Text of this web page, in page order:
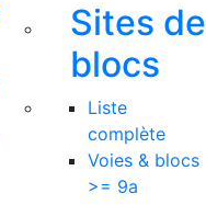
Sites de
blocs
Liste
complète
Voies & blocs
>= 9a